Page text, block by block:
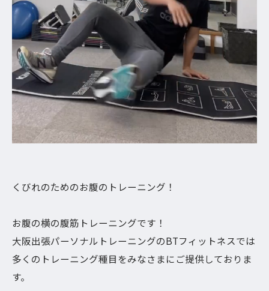
くびれのためのお腹のトレーニング！
お腹の横の腹筋トレーニングです！
大阪出張パーソナルトレーニングのBTフィットネスでは
多くのトレーニング種目をみなさまにご提供しておりま
す。